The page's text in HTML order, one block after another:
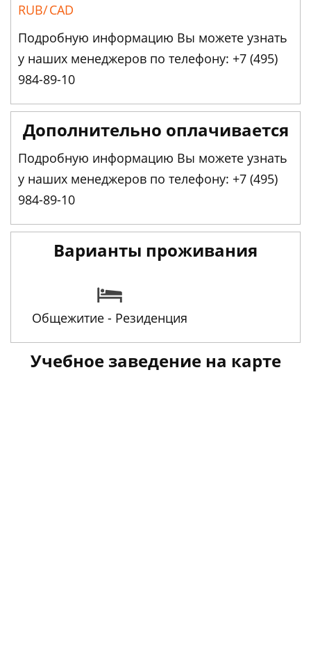
RUB/CAD
Подробную информацию Вы можете узнать
у наших менеджеров по телефону: +7 (495)
984-89-10
Дополнительно оплачивается
Подробную информацию Вы можете узнать
у наших менеджеров по телефону: +7 (495)
984-89-10
Варианты проживания
Общежитие - Резиденция
Учебное заведение на карте